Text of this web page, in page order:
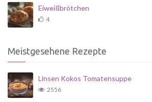
Eiweißbrötchen
4
Meistgesehene Rezepte
Linsen Kokos Tomatensuppe
2556